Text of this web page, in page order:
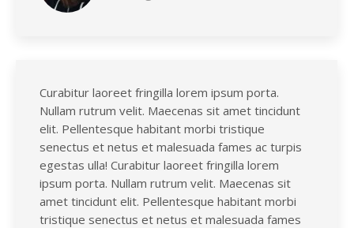
Curabitur laoreet fringilla lorem ipsum porta.
Nullam rutrum velit. Maecenas sit amet tincidunt
elit. Pellentesque habitant morbi tristique
senectus et netus et malesuada fames ac turpis
egestas ulla! Curabitur laoreet fringilla lorem
ipsum porta. Nullam rutrum velit. Maecenas sit
amet tincidunt elit. Pellentesque habitant morbi
tristique senectus et netus et malesuada fames